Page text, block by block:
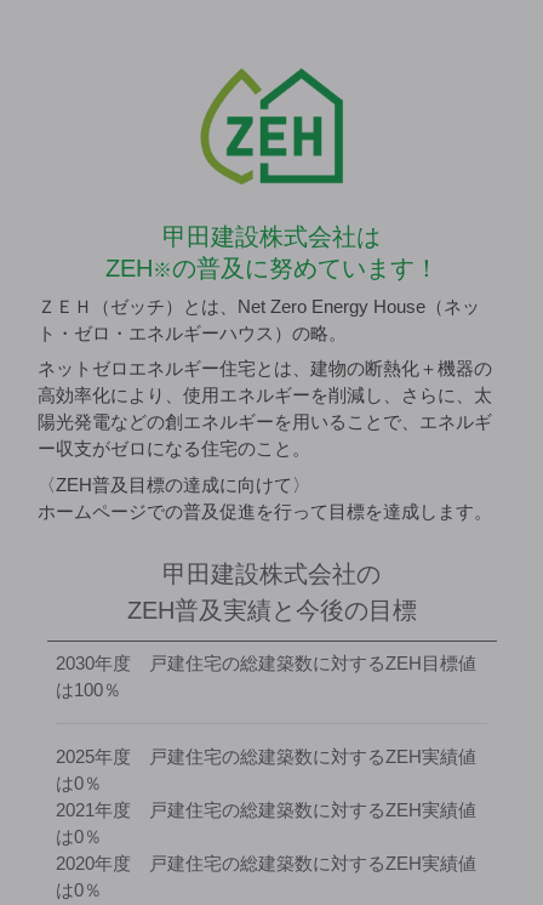
甲田建設株式会社は
ZEH※の普及に努めています！
ＺＥＨ（ゼッチ）とは、Net Zero Energy House（ネッ
ト・ゼロ・エネルギーハウス）の略。
ネットゼロエネルギー住宅とは、建物の断熱化＋機器の
高効率化により、使用エネルギーを削減し、さらに、太
陽光発電などの創エネルギーを用いることで、エネルギ
ー収支がゼロになる住宅のこと。
〈ZEH普及目標の達成に向けて〉
ホームページでの普及促進を行って目標を達成します。
甲田建設株式会社の
ZEH普及実績と今後の目標
2030年度 戸建住宅の総建築数に対するZEH目標値
は100％
2025年度 戸建住宅の総建築数に対するZEH実績値
は0％
2021年度 戸建住宅の総建築数に対するZEH実績値
は0％
2020年度 戸建住宅の総建築数に対するZEH実績値
は0％